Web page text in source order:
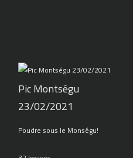
Pic Montségu
23/02/2021
Poudre sous le Monségu!